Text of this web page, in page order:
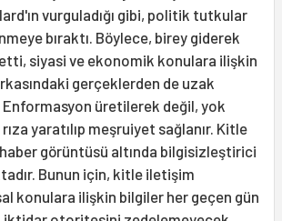
vurgu­ladığı gibi, politik tutkular
bıraktı. Böylece, birey giderek
siyasi ve ekonomik konulara ilişkin
gerçeklerden de uzak
Enformasyon üretilerek değil, yok
yaratılıp meşruiyet sağlanır. Kitle
görüntüsü altında bilgisizleştirici
Bunun için, kitle iletişim
konulara ilişkin bilgiler her geçen gün